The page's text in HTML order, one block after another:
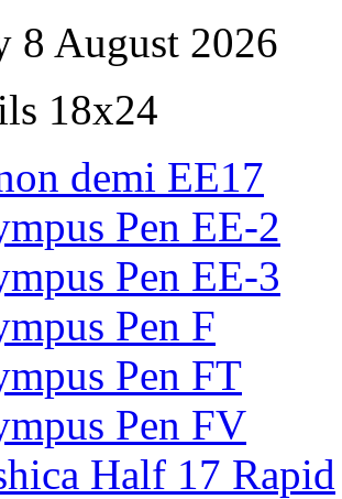
8 August 2026
18x24
demi EE17
Pen EE-2
Pen EE-3
Pen F
Pen FT
Pen FV
Half 17 Rapid